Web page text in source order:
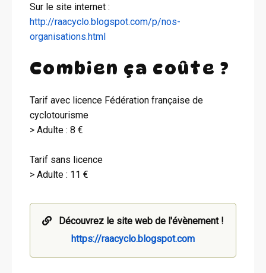
Sur le site internet :
http://raacyclo.blogspot.com/p/nos-
organisations.html
Combien ça coûte ?
Tarif avec licence Fédération française de
cyclotourisme
> Adulte : 8 €
Tarif sans licence
> Adulte : 11 €
Découvrez le site web de l'évènement !
https://raacyclo.blogspot.com